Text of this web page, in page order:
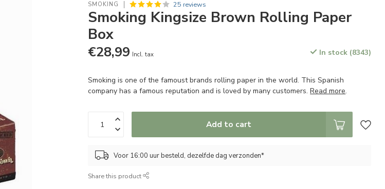
SMOKING 25 reviews
Smoking Kingsize Brown Rolling Paper
Box
€28,99 Incl. tax In stock (8343)
Smoking is one of the famoust brands rolling paper in the world. This Spanish
company has a famous reputation and is loved by many customers.Read more.
Add to cart
Voor 16:00 uur besteld, dezelfde dag verzonden*
Share this product